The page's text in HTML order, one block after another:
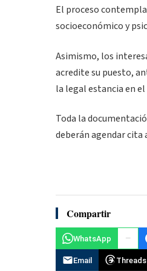
El proceso
socioeconómico y
Asimismo, los
acredite su puesto,
la legal estancia en el
Toda la
deberán agendar cita
Compartir
WhatsApp
Email Threads